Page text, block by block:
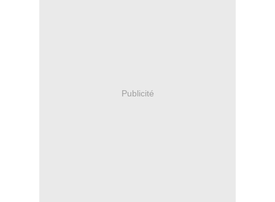
Publicité